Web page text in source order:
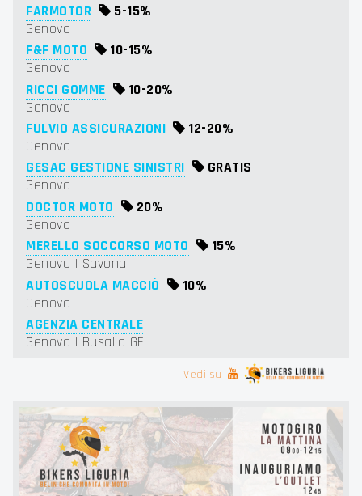
FARMOTOR
5-15%
Genova
F&F MOTO
10-15%
Genova
RICCI GOMME
10-20%
Genova
FULVIO ASSICURAZIONI
12-20%
Genova
GESAC GESTIONE SINISTRI
GRATIS
Genova
DOCTOR MOTO
20%
Genova
MERELLO SOCCORSO MOTO
15%
Genova | Savona
AUTOSCUOLA MACCIÒ
10%
Genova
AGENZIA CENTRALE
Genova | Busalla GE
Vedi su